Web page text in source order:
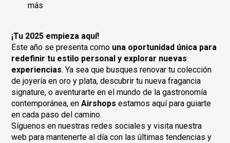
más
¡Tu 2025 empieza aquí!
Este año se presenta como una oportunidad única para
redefinir tu estilo personal y explorar nuevas
experiencias. Ya sea que busques renovar tu colección
de joyería en oro y plata, descubrir tu nueva fragancia
signature, o aventurarte en el mundo de la gastronomía
contemporánea, enAirshopsestamos aquí para guiarte
en cada paso del camino.
Síguenos en nuestras redes sociales y visita nuestra
web para mantenerte al día con las últimas tendencias y